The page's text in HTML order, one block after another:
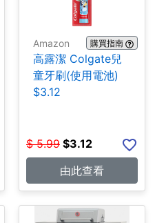
Amazon 購買指南
高露潔 Colgate兒
童牙刷(使用電池)
$3.12
$ 5.99 $3.12
由此查看